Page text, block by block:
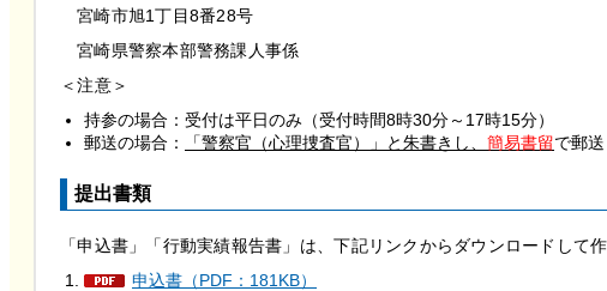
宮崎市旭1丁目8番28号
宮崎県警察本部警務課人事係
＜注意＞
持参の場合：受付は平日のみ（受付時間8時30分～17時15分）
郵送の場合：
「警察官（心理捜査官）」と朱書きし、 簡易書留で郵送
提出書類
「申込書」「行動実績報告書」は、下記リンクからダウンロードして
申込書（PDF：181KB）